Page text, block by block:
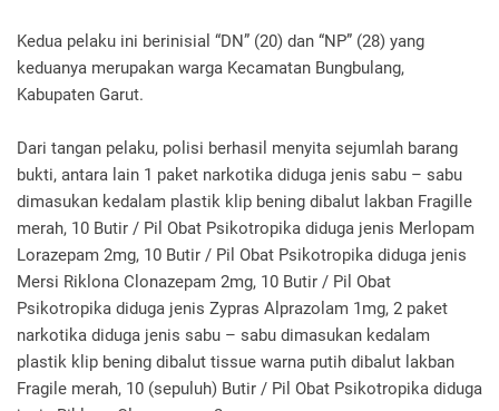
Kedua pelaku ini berinisial “DN” (20) dan “NP” (28) yang
keduanya merupakan warga Kecamatan Bungbulang,
Kabupaten Garut.
Dari tangan pelaku, polisi berhasil menyita sejumlah barang
bukti, antara lain 1 paket narkotika diduga jenis sabu – sabu
dimasukan kedalam plastik klip bening dibalut lakban Fragille
merah, 10 Butir / Pil Obat Psikotropika diduga jenis Merlopam
Lorazepam 2mg, 10 Butir / Pil Obat Psikotropika diduga jenis
Mersi Riklona Clonazepam 2mg, 10 Butir / Pil Obat
Psikotropika diduga jenis Zypras Alprazolam 1mg, 2 paket
narkotika diduga jenis sabu – sabu dimasukan kedalam
plastik klip bening dibalut tissue warna putih dibalut lakban
Fragile merah, 10 (sepuluh) Butir / Pil Obat Psikotropika diduga